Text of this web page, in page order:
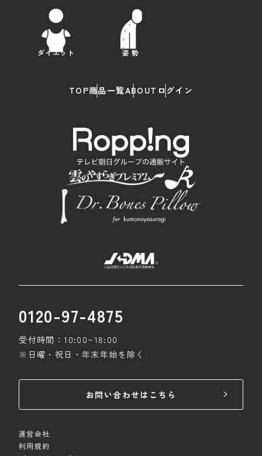
ダイエット 姿 勢
TOP商品一覧ABOUT ログイン
0120-97-4875
受付時間：10:00~18:00
※日曜・祝日・年末年始を除く
お問い合わせはこちら
運営会社
利用規約